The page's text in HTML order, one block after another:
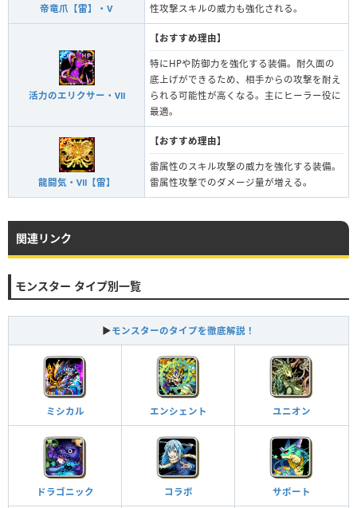
帝竜爪【雷】・Ⅴ
性攻撃スキルの威力も強化される。
活力のエリクサー・Ⅶ
【おすすめ理由】
特にHPや防御力を強化する装備。耐久面の
底上げができるため、相手からの攻撃を耐え
られる可能性が高くなる。主にヒーラー役に
最適。
龍闘気・Ⅶ【雷】
【おすすめ理由】
雷属性のスキル攻撃の威力を強化する装備。
雷属性攻撃でのダメージ量が増える。
関連リンク
モンスター タイプ別一覧
▶モンスターのタイプを徹底解説！
ミシカル エンシェント ユニオン
ドラゴニック コラボ サポート